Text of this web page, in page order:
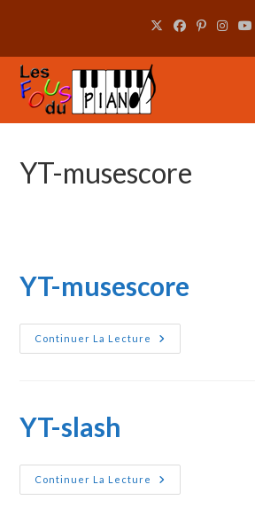
content
YT-musescore
YT-musescore
Continuer La Lecture
YT-
Musescore
YT-slash
Continuer La Lecture
YT-
Slash